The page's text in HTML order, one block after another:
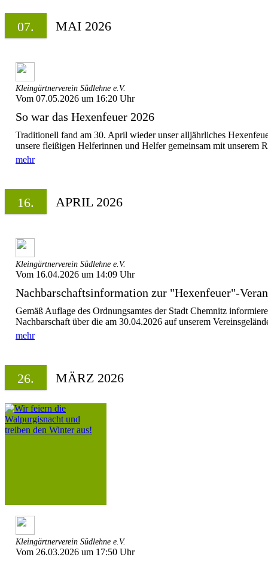
07. MAI 2026
Kleingärtnerverein Südlehne e.V.
Vom 07.05.2026 um 16:20 Uhr
So war das Hexenfeuer 2026
Traditionell fand am 30. April wieder unser alljährliches
unsere fleißigen Helferinnen und Helfer gemeinsam mit unserem
mehr
16. APRIL 2026
Kleingärtnerverein Südlehne e.V.
Vom 16.04.2026 um 14:09 Uhr
Nachbarschaftsinformation zur "Hexenfeuer"-
Gemäß Auflage des Ordnungsamtes der Stadt Chemnitz
Nachbarschaft über die am 30.04.2026 auf unserem
mehr
26. MÄRZ 2026
Kleingärtnerverein Südlehne e.V.
Vom 26.03.2026 um 17:50 Uhr